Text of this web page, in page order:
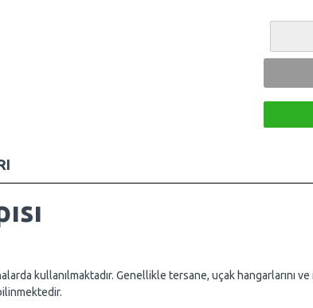
kullanılmaktadır. Genellikle tersane, uçak hangarlarını